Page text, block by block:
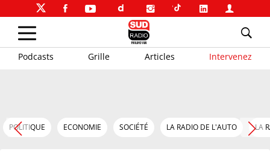
Podcasts Grille Articles Intervenez
POLITIQUE ECONOMIE SOCIÉTÉ LA RADIO DE L'AUTO LA